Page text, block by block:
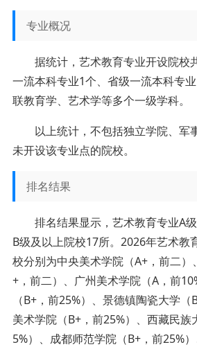
专业概况
据统计，艺术教育专业开设院校
一流本科专业1个、省级一流本科专
联教育学、艺术学等多个一级学科。
以上统计，不包括独立学院、军
未开设该专业点的院校。
排名结果
排名结果显示，艺术教育专业A
B级及以上院校17所。2026年艺术教
校分别为中央美术学院（A+，前二）
+，前二）、广州美术学院（A，前
（B+，前25%）、景德镇陶瓷大学
美术学院（B+，前25%）、西藏民族
5%）、成都师范学院（B+，前25%